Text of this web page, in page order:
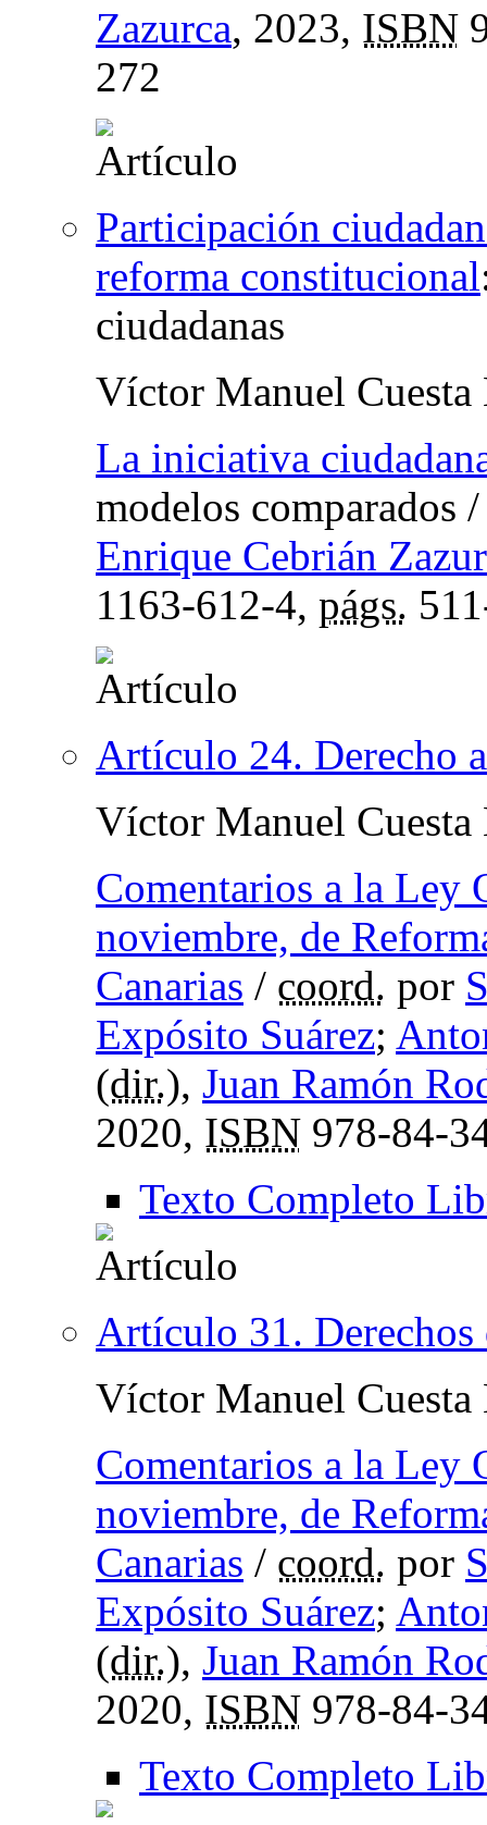
Zazurca, 2023, ISBN
272
Participación
reforma constitucional
ciudadanas
Víctor Manuel Cuesta
La iniciativa
modelos comparados
Enrique Cebrián
1163-612-4, págs.
Artículo 24. Derecho
Víctor Manuel Cuesta
Comentarios a la Ley
noviembre, de
Canarias / coord. por
Expósito Suárez;
(dir.), Juan Ramón
2020, ISBN 978-84-
Texto Completo
Artículo 31.
Víctor Manuel Cuesta
Comentarios a la Ley
noviembre, de
Canarias / coord. por
Expósito Suárez;
(dir.), Juan Ramón
2020, ISBN 978-84-
Texto Completo